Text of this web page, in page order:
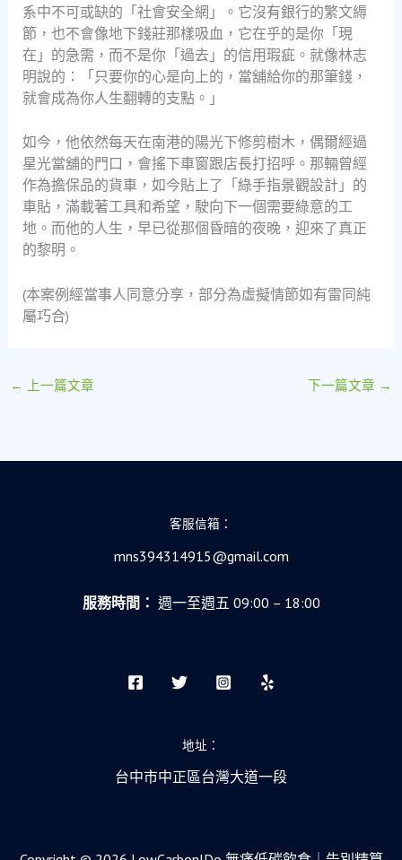
系中不可或缺的「社會安全網」。它沒有銀行的繁文縟
節，也不會像地下錢莊那樣吸血，它在乎的是你「現
在」的急需，而不是你「過去」的信用瑕疵。就像林志
明說的：「只要你的心是向上的，當舖給你的那筆錢，
就會成為你人生翻轉的支點。」
如今，他依然每天在南港的陽光下修剪樹木，偶爾經過
星光當舖的門口，會搖下車窗跟店長打招呼。那輛曾經
作為擔保品的貨車，如今貼上了「綠手指景觀設計」的
車貼，滿載著工具和希望，駛向下一個需要綠意的工
地。而他的人生，早已從那個昏暗的夜晚，迎來了真正
的黎明。
(本案例經當事人同意分享，部分為虛擬情節如有雷同純
屬巧合)
← 上一篇文章 下一篇文章 →
客服信箱：
mns394314915@gmail.com
服務時間： 週一至週五 09:00 – 18:00
地址：
台中市中正區台灣大道一段